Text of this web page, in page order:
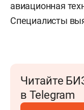
авиационная
Специалисты
Читайте
в Telegram